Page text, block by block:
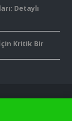
Detaylı
Kritik Bir
reserved.